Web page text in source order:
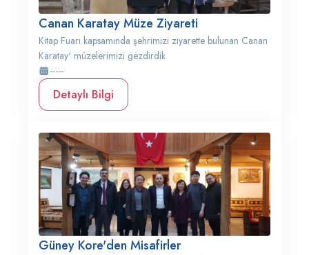
Canan Karatay Müze Ziyareti
Kitap Fuarı kapsamında şehrimizi ziyarette bulunan Canan
Karatay' müzelerimizi gezdirdik
-----
Detaylı Bilgi
Güney Kore'den Misafirler